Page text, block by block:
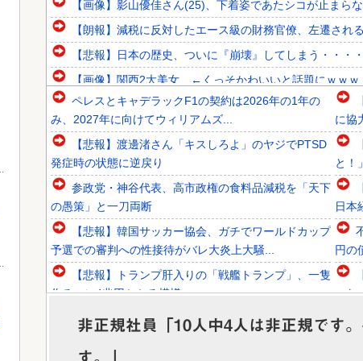
【画像】影山優佳さん(25)、下着姿であたシコが止まら
【朗報】減税に反対したエース級の財務官僚、左遷され
【悲報】日本の歴史、ついに『崩壊』してしまう・・・
【画像】関西2大美女 ←くっそかわいいと話題にｗｗｗ
韓国人「意外に日本との関係が深い地球の裏側の国が
韓国人「SKハイニックスが10%台の暴落！外国人投資
韓国人「日本ではテーブルに肘をついてはいけない？
Powered by livedoor 相互RSS
ペレスとキャデラックF1の契約は2026年の1年の
み、2027年に向けてウィリアムズ...
【悲報】渡邊渚さん「キスしろよ」のヤジでPTSD
発症時の状態に逆戻り
参政党・神谷代表、高市政権の食料品減税を「天下
の愚策」と一刀両断
【悲報】韓国サッカー協会、ガチでワールドカップ
予選での審判への性接待がバレ大炎上大騒...
【悲報】トランプ肝入りの「戦艦トランプ」、一隻
作るのに4兆円かかる模様wwwwwww
北朝鮮がロシアに弾道ミサイル40発供与、ミサイ
ル部隊90人派遣開始…さらに80発見通...
に協
と！
日本
円の
ゃな
ルに
非正規社員「10人中4人は非正規です
す。」